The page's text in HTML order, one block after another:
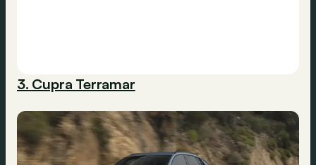
3. Cupra Terramar